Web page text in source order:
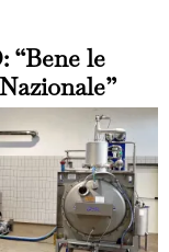
“Bene le